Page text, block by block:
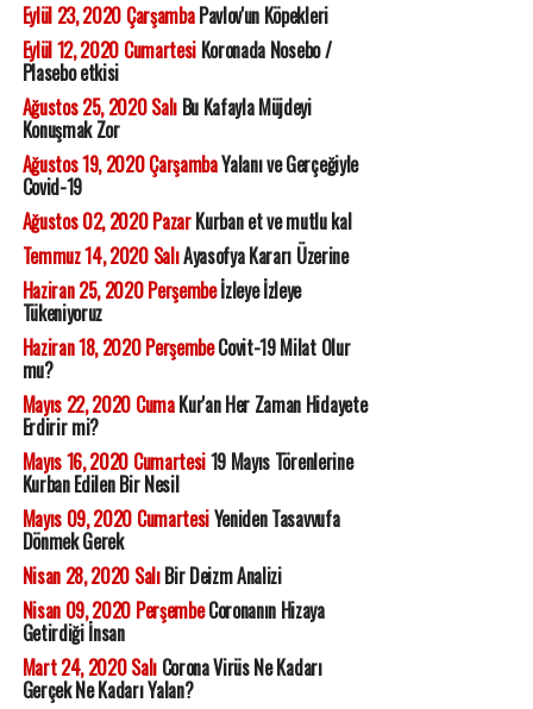
Eylül 23, 2020 ÇarşambaPavlov'un Köpekleri
Eylül 12, 2020 CumartesiKoronada Nosebo /
Plasebo etkisi
Ağustos 25, 2020 SalıBu Kafayla Müjdeyi
Konuşmak Zor
Ağustos 19, 2020 ÇarşambaYalanı ve Gerçeğiyle
Covid-19
Ağustos 02, 2020 PazarKurban et ve mutlu kal
Temmuz 14, 2020 SalıAyasofya Kararı Üzerine
Haziran 25, 2020 Perşembeİzleye İzleye
Tükeniyoruz
Haziran 18, 2020 PerşembeCovit-19 Milat Olur
mu?
Mayıs 22, 2020 CumaKur'an Her Zaman Hidayete
Erdirir mi?
Mayıs 16, 2020 Cumartesi19 Mayıs Törenlerine
Kurban Edilen Bir Nesil
Mayıs 09, 2020 CumartesiYeniden Tasavvufa
Dönmek Gerek
Nisan 28, 2020 SalıBir Deizm Analizi
Nisan 09, 2020 PerşembeCoronanın Hizaya
Getirdiği İnsan
Mart 24, 2020 SalıCorona Virüs Ne Kadarı
Gerçek Ne Kadarı Yalan?